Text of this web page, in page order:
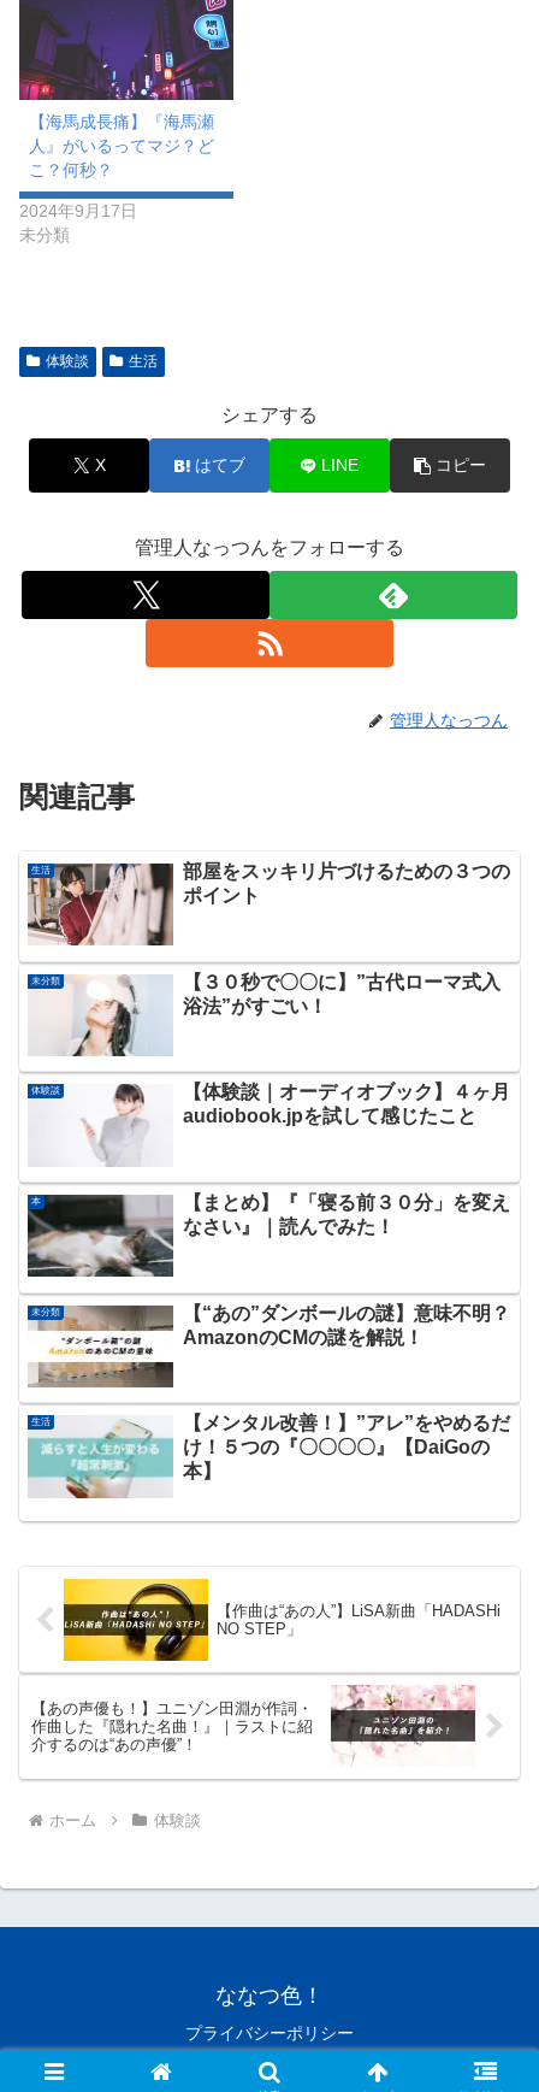
【海馬成長痛】『海馬瀬
人』がいるってマジ？ど
こ？何秒？
2024年9月17日
未分類
体験談 生活
シェアする
X はてブ LINE コピー
管理人なっつんをフォローする
管理人なっつん
関連記事
生活
部屋をスッキリ片づけるための３つの
ポイント
未分類
【３０秒で〇〇に】”古代ローマ式入
浴法”がすごい！
体験談
【体験談｜オーディオブック】４ヶ月
audiobook.jpを試して感じたこと
本
【まとめ】『「寝る前３０分」を変え
なさい』｜読んでみた！
未分類
【“あの”ダンボールの謎】意味不明？
AmazonのCMの謎を解説！
生活
【メンタル改善！】”アレ”をやめるだ
け！５つの『〇〇〇〇』【DaiGoの
本】
【作曲は“あの人”】LiSA新曲「HADASHi
NO STEP」
【あの声優も！】ユニゾン田淵が作詞・
作曲した『隠れた名曲！』｜ラストに紹
介するのは“あの声優”！
ホーム 体験談
ななつ色！
プライバシーポリシー
© 2019 ななつ色！.